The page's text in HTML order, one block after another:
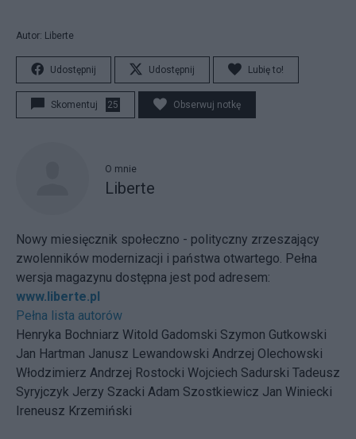
Autor: Liberte
Udostępnij Udostępnij Lubię to!
Skomentuj 25 Obserwuj notkę
O mnie
Liberte
Nowy miesięcznik społeczno - polityczny zrzeszający
zwolenników modernizacji i państwa otwartego. Pełna
wersja magazynu dostępna jest pod adresem:
www.liberte.pl
Pełna lista autorów
Henryka Bochniarz Witold Gadomski Szymon Gutkowski
Jan Hartman Janusz Lewandowski Andrzej Olechowski
Włodzimierz Andrzej Rostocki Wojciech Sadurski Tadeusz
Syryjczyk Jerzy Szacki Adam Szostkiewicz Jan Winiecki
Ireneusz Krzemiński